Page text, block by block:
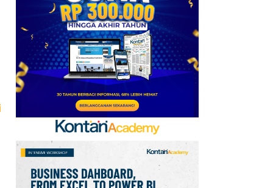
Ini Daftar Pihak yang
Menentang Gianni
Infantino
7
Ada 3 Emiten Pendatang
Baru, Ini Daftar 54
Saham HSC BEI per 6
Agustus 2026
8
Promo Super Hemat
Indomaret 6–19 Agustus
2026, Diskon Kebutuhan